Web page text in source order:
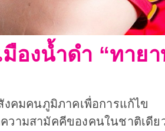
องน้ำดำ “ทาย
คมคนภูมิภาคเพื่อการแก้ไข
ความสามัคคีของคนในชาติเดีย